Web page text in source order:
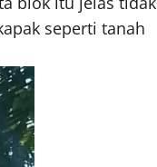
seperti tanah